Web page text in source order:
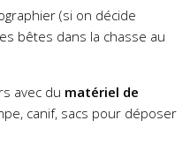
(si on décide
bêtes dans la chasse au
avec du matériel de
canif, sacs pour déposer